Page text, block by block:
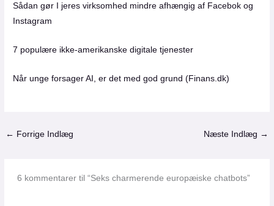
Sådan gør I jeres virksomhed mindre afhængig af Facebok og
Instagram
7 populære ikke-amerikanske digitale tjenester
Når unge forsager AI, er det med god grund (Finans.dk)
← Forrige Indlæg Næste Indlæg →
6 kommentarer til “Seks charmerende europæiske chatbots”